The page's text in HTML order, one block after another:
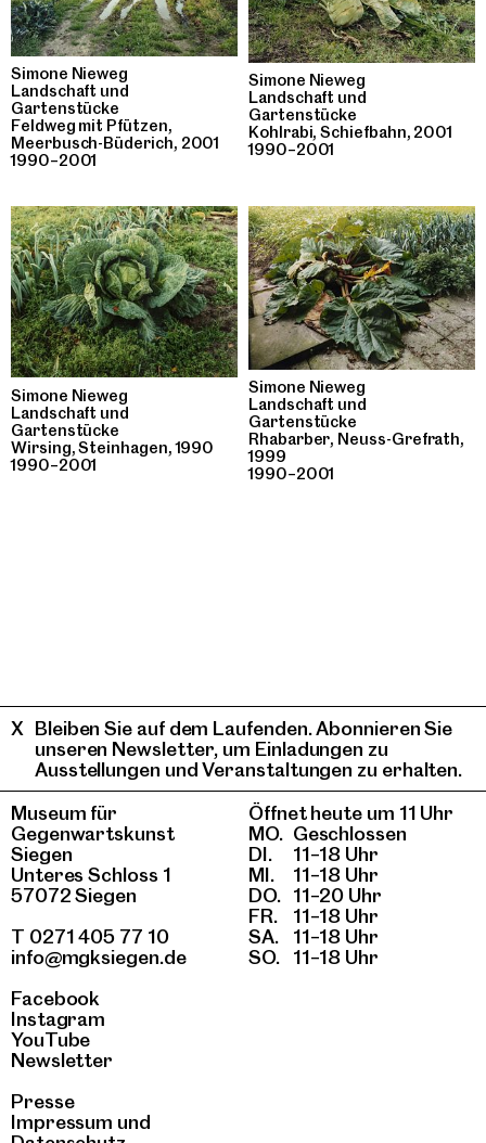
Simone Nieweg
Landschaft und
Gartenstücke
Feldweg mit Pfützen,
Meerbusch-Büderich, 2001
1990–2001
Simone Nieweg
Landschaft und
Gartenstücke
Kohlrabi, Schiefbahn, 2001
1990–2001
Simone Nieweg
Landschaft und
Gartenstücke
Wirsing, Steinhagen, 1990
1990–2001
Simone Nieweg
Landschaft und
Gartenstücke
Rhabarber, Neuss-Grefrath,
1999
1990–2001
Museum für
Gegenwartskunst
Siegen
Unteres Schloss 1
57072 Siegen
T 0271 405 77 10
info@mgksiegen.de
Facebook
Instagram
YouTube
Newsletter
Presse
Impressum und
Öffnet heute um 11 Uhr
MO. Geschlossen
DI.
11–18 Uhr
MI.
11–18 Uhr
DO. 11–20 Uhr
FR.
11–18 Uhr
SA.
11–18 Uhr
SO.
11–18 Uhr
Bleiben Sie auf dem Laufenden. Abonnieren Sie
unseren Newsletter, um Einladungen zu
Ausstellungen und Veranstaltungen zu erhalten.